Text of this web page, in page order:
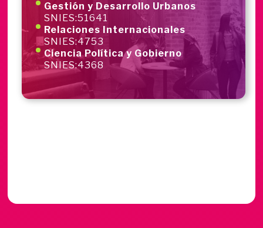
Gestión y Desarrollo Urbanos
SNIES:51641
Relaciones Internacionales
SNIES:4753
Ciencia Política y Gobierno
SNIES:4368